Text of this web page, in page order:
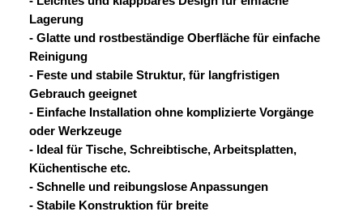
Lagerung
- Glatte und rostbeständige Oberfläche für einfache
Reinigung
- Feste und stabile Struktur, für langfristigen
Gebrauch geeignet
- Einfache Installation ohne komplizierte Vorgänge
oder Werkzeuge
- Ideal für Tische, Schreibtische, Arbeitsplatten,
Küchentische etc.
- Schnelle und reibungslose Anpassungen
- Stabile Konstruktion für breite